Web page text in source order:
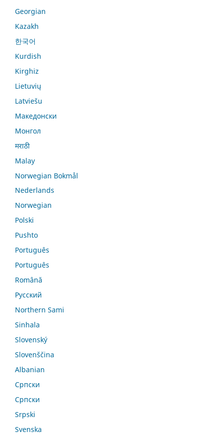
Georgian
Kazakh
한국어
Kurdish
Kirghiz
Lietuvių
Latviešu
Македонски
Монгол
मराठी
Malay
Norwegian Bokmål
Nederlands
Norwegian
Polski
Pushto
Português
Português
Română
Русский
Northern Sami
Sinhala
Slovenský
Slovenščina
Albanian
Српски
Српски
Srpski
Svenska